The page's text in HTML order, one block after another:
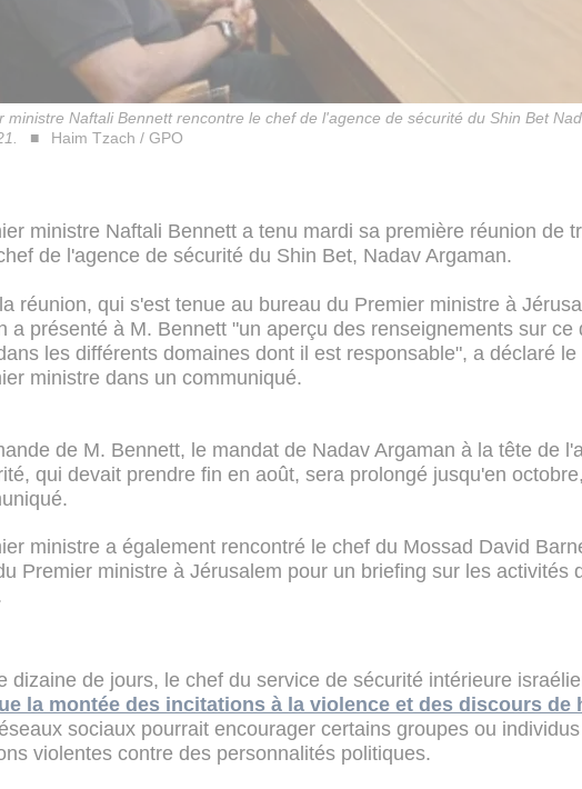
ministre Naftali Bennett rencontre le chef de l'agence de sécurité du Shin Bet
Haim Tzach / GPO
ministre Naftali Bennett a tenu mardi sa première réunion de
de l'agence de sécurité du Shin Bet, Nadav Argaman.
réunion, qui s'est tenue au bureau du Premier ministre à
a présenté à M. Bennett "un aperçu des renseignements sur ce
les différents domaines dont il est responsable", a déclaré le
ministre dans un communiqué.
de M. Bennett, le mandat de Nadav Argaman à la tête de
qui devait prendre fin en août, sera prolongé jusqu'en
ministre a également rencontré le chef du Mossad David
Premier ministre à Jérusalem pour un briefing sur les activités
dizaine de jours, le chef du service de sécurité intérieure
la montée des incitations à la violence et des discours de
sociaux pourrait encourager certains groupes ou
violentes contre des personnalités politiques.